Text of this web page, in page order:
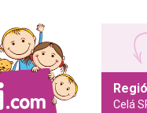
Celá